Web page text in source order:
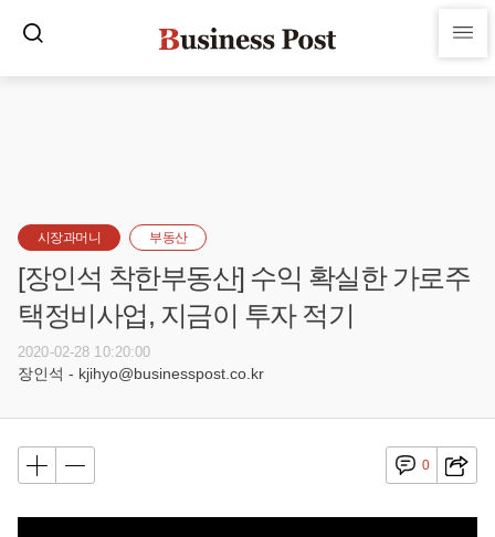
시장과머니 부동산
[장인석 착한부동산] 수익 확실한 가로주
택정비사업, 지금이 투자 적기
2020-02-28 10:20:00
장인석 - kjihyo@businesspost.co.kr
0